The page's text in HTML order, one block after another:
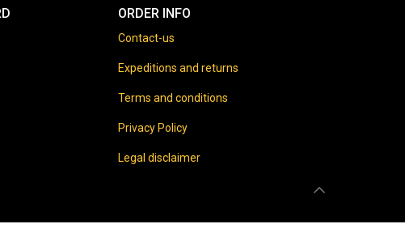
ORDER INFO
Contact-us
Expeditions and returns
Terms and conditions
Privacy Policy
Legal disclaimer